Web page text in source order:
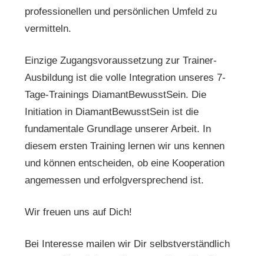
professionellen und persönlichen Umfeld zu
vermitteln.
Einzige Zugangsvoraussetzung zur Trainer-
Ausbildung ist die volle Integration unseres 7-
Tage-Trainings DiamantBewusstSein. Die
Initiation in DiamantBewusstSein ist die
fundamentale Grundlage unserer Arbeit. In
diesem ersten Training lernen wir uns kennen
und können entscheiden, ob eine Kooperation
angemessen und erfolgversprechend ist.
Wir freuen uns auf Dich!
Bei Interesse mailen wir Dir selbstverständlich